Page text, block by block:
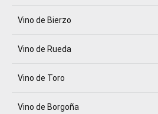
Vino de Bierzo
Vino de Rueda
Vino de Toro
Vino de Borgoña